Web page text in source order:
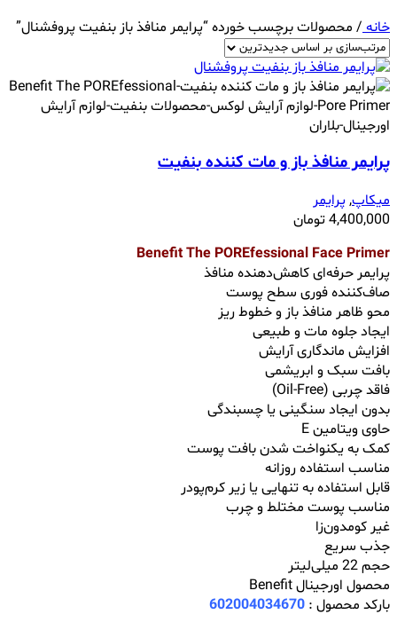
خانه/ محصولات برچسب خورده “پرايمر منافذ باز بنفیت پروفشنال”
پرايمر منافذ باز و مات کننده بنفیت
میکاپ,پرایمر
4,400,000تومان
Benefit The POREfessional Face Primer
پرایمر حرفه‌ای کاهش‌دهنده منافذ
صاف‌کننده فوری سطح پوست
محو ظاهر منافذ باز و خطوط ریز
ایجاد جلوه مات و طبیعی
افزایش ماندگاری آرایش
بافت سبک و ابریشمی
فاقد چربی (Oil-Free)
بدون ایجاد سنگینی یا چسبندگی
حاوی ویتامین E
کمک به یکنواخت شدن بافت پوست
مناسب استفاده روزانه
قابل استفاده به ‌تنهایی یا زیر کرم‌پودر
مناسب پوست مختلط و چرب
غیر کومدون‌زا
جذب سریع
حجم 22 میلی‌لیتر
محصول اورجینال Benefit
بارکد محصول : 602004034670